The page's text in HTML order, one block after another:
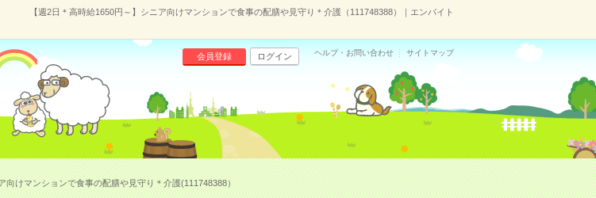
【週2日＊高時給1650円～】シニア向けマンションで食事の配膳や見守り＊介護（111748388）｜エンバイト
会員登録 ログイン ヘルプ・お問い合わせ サイトマップ
向けマンションで食事の配膳や見守り＊介護(111748388）